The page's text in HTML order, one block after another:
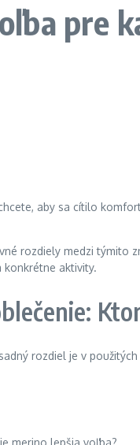
pre
aby sa cítilo
rozdiely medzi týmito
konkrétne aktivity.
rozdiel je v
merino lepšia voľba?